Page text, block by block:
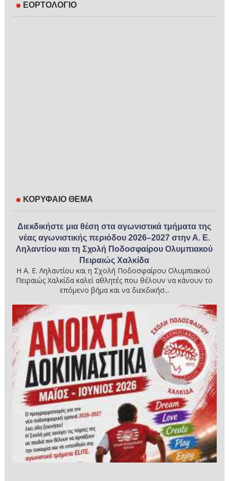
ΕΟΡΤΟΛΟΓΙΟ
ΚΟΡΥΦΑΙΟ ΘΕΜΑ
Διεκδικήστε μια θέση στα αγωνιστικά τμήματα της
νέας αγωνιστικής περιόδου 2026–2027 στην Α. Ε.
Ληλαντίου και τη Σχολή Ποδοσφαίρου Ολυμπιακού
Πειραιώς Χαλκίδα
Η Α. Ε. Ληλαντίου και η Σχολή Ποδοσφαίρου Ολυμπιακού
Πειραιώς Χαλκίδα καλεί αθλητές που θέλουν να κάνουν το
επόμενο βήμα και να διεκδικήσ...